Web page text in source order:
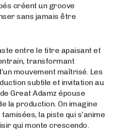
créent un groove
sans jamais être
entre le titre apaisant et
transformant
mouvement maîtrisé. Les
subtile et invitation au
Great Adamz épouse
la production. On imagine
la piste qui s’anime
qui monte crescendo.